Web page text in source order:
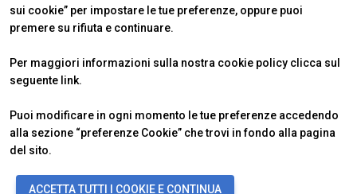
sui cookie” per impostare le tue preferenze, oppure puoi
premere su rifiuta e continuare.
Per maggiori informazioni sulla nostra cookie policy clicca sul
seguente link.
Puoi modificare in ogni momento le tue preferenze accedendo
alla sezione “preferenze Cookie” che trovi in fondo alla pagina
del sito.
ACCETTA TUTTI I COOKIE E CONTINUA
IBE Intermobility Future Ways
Newsletter
Perché visitare
ESPORRE
Perché esporre
Info utili
INFO UTILI
© 2026ITALIAN EXHIBITION GROUP SpA - Via Emilia 155, 47921 Rimini